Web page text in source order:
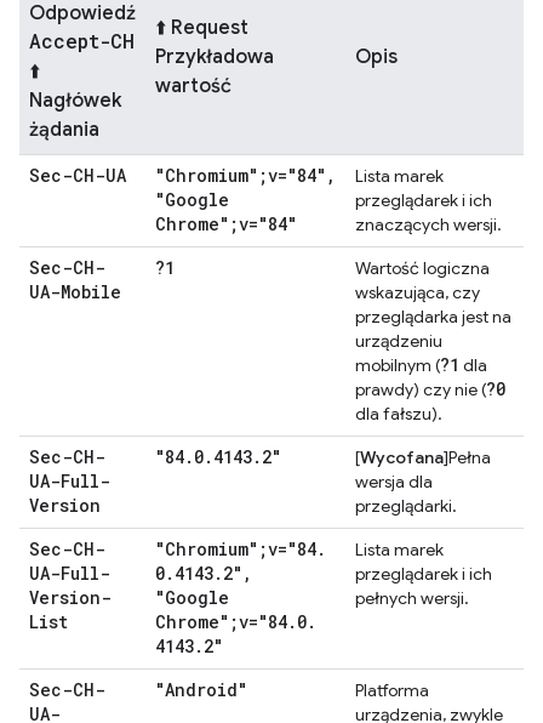
Odpowiedź
Accept-CH
⬆️
Nagłówek
żądania
⬆️ Request
Przykładowa
wartość
Opis
Sec-CH-UA "Chromium";v="84" ,
"Google
Chrome";v="84"
Lista marek
przeglądarek i ich
znaczących wersji.
Sec-CH-
UA-Mobile
?1
Wartość logiczna
wskazująca, czy
przeglądarka jest na
urządzeniu
mobilnym (?1 dla
prawdy) czy nie (?0
dla fałszu).
Sec-CH-
UA-Full-
Version
"84. 0. 4143. 2" [Wycofana]Pełna
wersja dla
przeglądarki.
Sec-CH-
UA-Full-
Version-
List
"Chromium";v="84.
0. 4143. 2" ,
"Google
Chrome";v="84. 0.
4143. 2"
Lista marek
przeglądarek i ich
pełnych wersji.
Sec-CH-
UA-
"Android"
Platforma
urządzenia, zwykle